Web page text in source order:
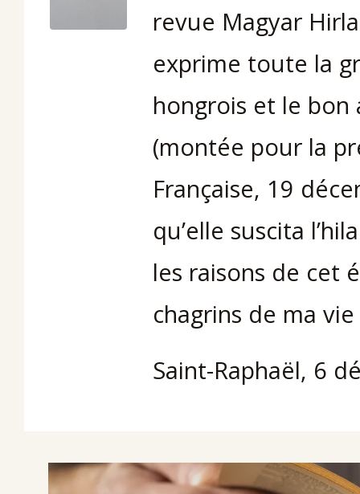
revue Magyar
exprime toute la
hongrois et le bon
(montée pour la
Française, 19
qu’elle suscita
les raisons de cet
chagrins de ma
Saint-Raphaël, 6